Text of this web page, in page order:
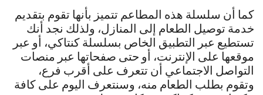
كما أن سلسلة هذه المطاعم تتميز بأنها تقوم بتقديم
خدمة توصيل الطعام إلى المنازل، ولذلك نجد أنك
تستطيع عبر التطبيق الخاص بسلسلة كنتاكي، أو عبر
موقعها على الإنترنت، أو حتى صفحاتها عبر منصات
التواصل الاجتماعي أن تتعرف على أقرب فرع،
وتقوم بطلب الطعام منه، وسنتعرف اليوم على كافة